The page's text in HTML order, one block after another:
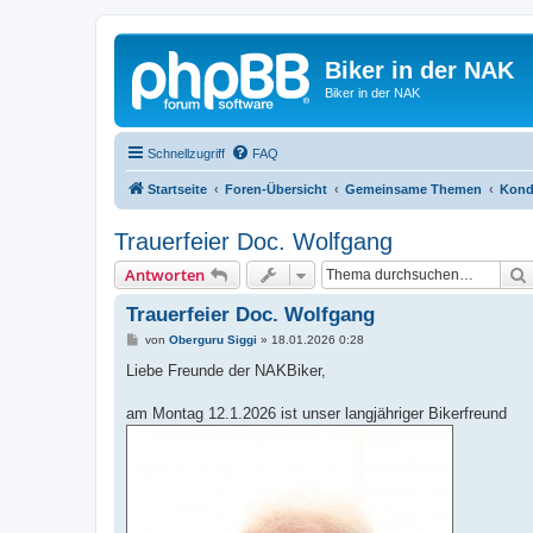
Biker in der NAK
Biker in der NAK
Schnellzugriff FAQ
Startseite Foren-Übersicht Gemeinsame Themen
Trauerfeier Doc. Wolfgang
Antworten
Trauerfeier Doc. Wolfgang
B
i
a
g
von Oberguru Siggi » 18.01.2026 0:28
Liebe Freunde der NAKBiker,
am Montag 12.1.2026 ist unser langjähriger Bikerfreund